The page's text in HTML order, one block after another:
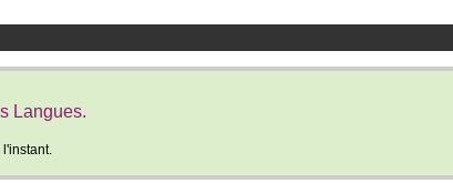
Langues.
l'instant.